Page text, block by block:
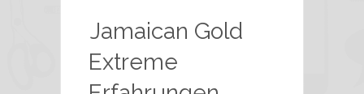
Jamaican Gold
Extreme